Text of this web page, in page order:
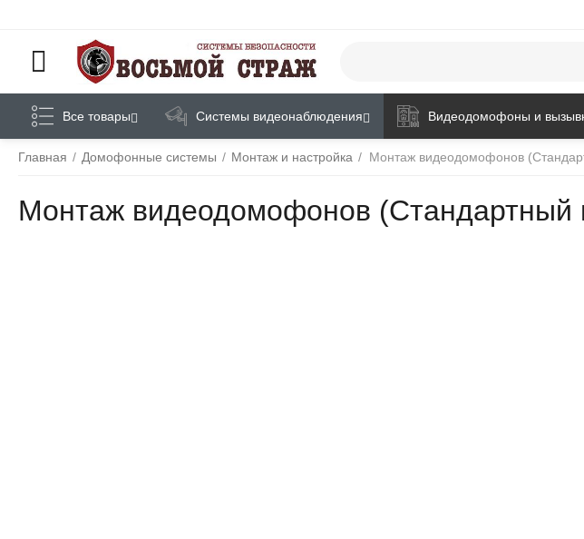
Все товары Системы видеонаблюдения Видеодомофоны и
Главная / Домофонные системы / Монтаж и настройка / Монтаж видеодомофонов
Монтаж видеодомофонов (Стандартный